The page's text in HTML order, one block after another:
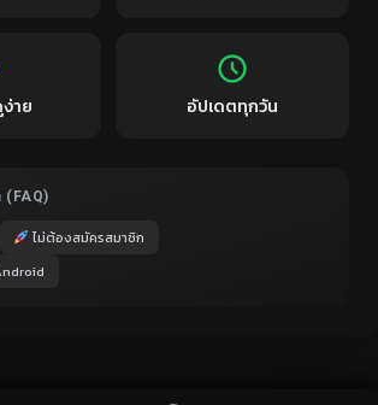
าย อัปเดตทุกวัน
(FAQ)
ไม่ต้องสมัครสมาชิก